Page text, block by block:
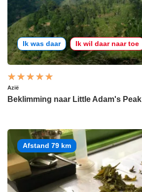
Ik was daar Ik wil daar naar toe
Azië
Beklimming naar Little Adam's Peak
Afstand 79 km